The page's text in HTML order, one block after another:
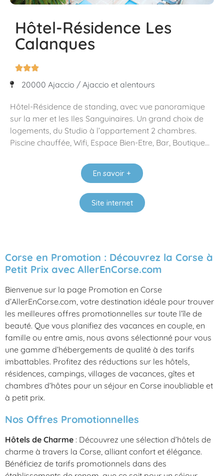
Hôtel-Résidence Les
Calanques

20000 Ajaccio / Ajaccio et alentours
Hôtel-Résidence de standing, avec vue panoramique
sur la mer et les Iles Sanguinaires. Un grand choix de
logements, du Studio à l’appartement 2 chambres.
Piscine chauffée, Wifi, Espace Bien-Etre, Bar, Boutique…
En savoir +
Site internet
Corse en Promotion : Découvrez la Corse à
Petit Prix avec AllerEnCorse.com
Bienvenue sur la page Promotion en Corse
d’AllerEnCorse.com, votre destination idéale pour trouver
les meilleures offres promotionnelles sur toute l’île de
beauté. Que vous planifiez des vacances en couple, en
famille ou entre amis, nous avons sélectionné pour vous
une gamme d’hébergements de qualité à des tarifs
imbattables. Profitez des réductions sur les hôtels,
résidences, campings, villages de vacances, gîtes et
chambres d’hôtes pour un séjour en Corse inoubliable et
à petit prix.
Nos Offres Promotionnelles
Hôtels de Charme : Découvrez une sélection d’hôtels de
charme à travers la Corse, alliant confort et élégance.
Bénéficiez de tarifs promotionnels dans des